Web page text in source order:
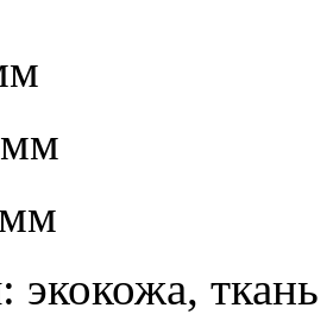
мм
экокожа, ткань